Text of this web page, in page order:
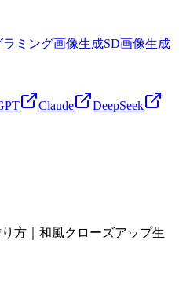
ラミング画像生成SD画像生成
Claude
DeepSeek
方｜和風クローズアップ生